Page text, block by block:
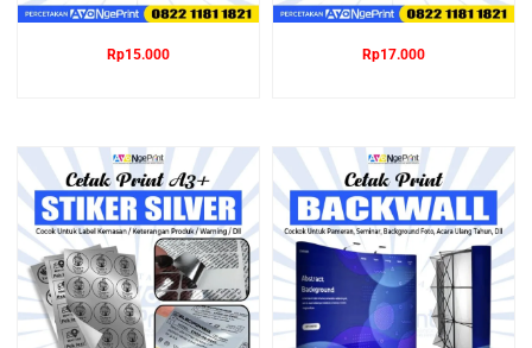
Rp15.000 Rp17.000